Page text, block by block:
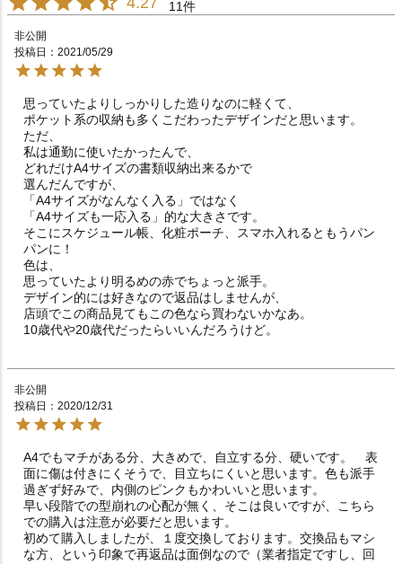
11
非公開
投稿日
2021/05/29
思っていたよりしっかりした造りなのに軽くて、
ポケット系の収納も多くこだわったデザインだと思います。
ただ、
私は通勤に使いたかったんで、
どれだけA4サイズの書類収納出来るかで
選んだんですが、
「A4サイズがなんなく入る」ではなく
「A4サイズも一応入る」的な大きさです。
そこにスケジュール帳、化粧ポーチ、スマホ入れるともうパン
パンに！
色は、
思っていたより明るめの赤でちょっと派手。
デザイン的には好きなので返品はしませんが、
店頭でこの商品見てもこの色なら買わないかなあ。
10歳代や20歳代だったらいいんだろうけど。
非公開
投稿日
2020/12/31
A4でもマチがある分、大きめで、自立する分、硬いです。　表
面に傷は付きにくそうで、目立ちにくいと思います。色も派手
過ぎず好みで、内側のピンクもかわいいと思います。
早い段階での型崩れの心配が無く、そこは良いですが、こちら
での購入は注意が必要だと思います。
初めて購入しましたが、１度交換しております。交換品もマシ
な方、という印象で再返品は面倒なので（業者指定ですし、回